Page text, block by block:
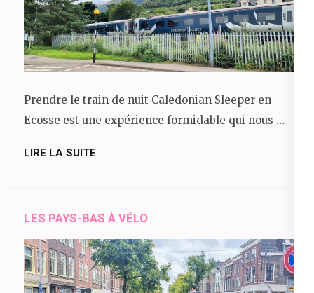
Prendre le train de nuit Caledonian Sleeper en
Ecosse est une expérience formidable qui nous …
LIRE LA SUITE
LES PAYS-BAS À VÉLO